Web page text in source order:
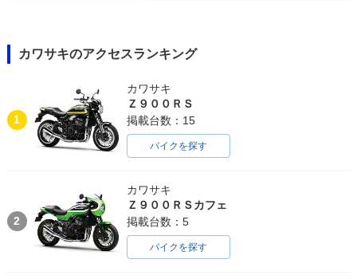
カワサキのアクセスランキング
1
カワサキ
Ｚ９００ＲＳ
掲載台数：15
バイクを探す
2
カワサキ
Ｚ９００ＲＳカフェ
掲載台数：5
バイクを探す